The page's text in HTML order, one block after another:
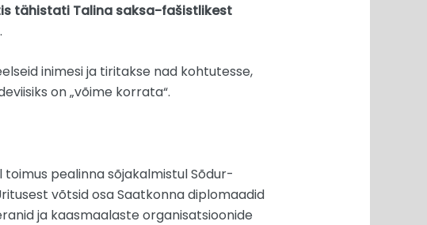
tähistati Talina saksa-fašistlikest
inimesi ja tiritakse nad kohtutesse,
on „võime korrata“.
pealinna sõjakalmistul Sõdur-
võtsid osa Saatkonna diplomaadid
ja kaasmaalaste organisatsioonide